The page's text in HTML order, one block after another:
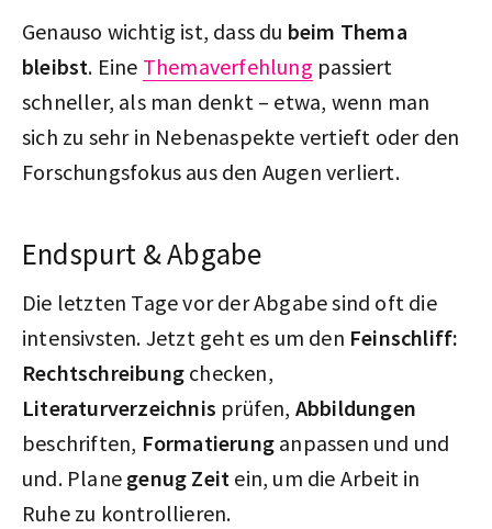
Genauso wichtig ist, dass du beim Thema
bleibst. Eine Themaverfehlung passiert
schneller, als man denkt – etwa, wenn man
sich zu sehr in Nebenaspekte vertieft oder den
Forschungsfokus aus den Augen verliert.
Endspurt & Abgabe
Die letzten Tage vor der Abgabe sind oft die
intensivsten. Jetzt geht es um den Feinschliff:
Rechtschreibung checken,
Literaturverzeichnis prüfen, Abbildungen
beschriften, Formatierung anpassen und und
und. Plane genug Zeit ein, um die Arbeit in
Ruhe zu kontrollieren.